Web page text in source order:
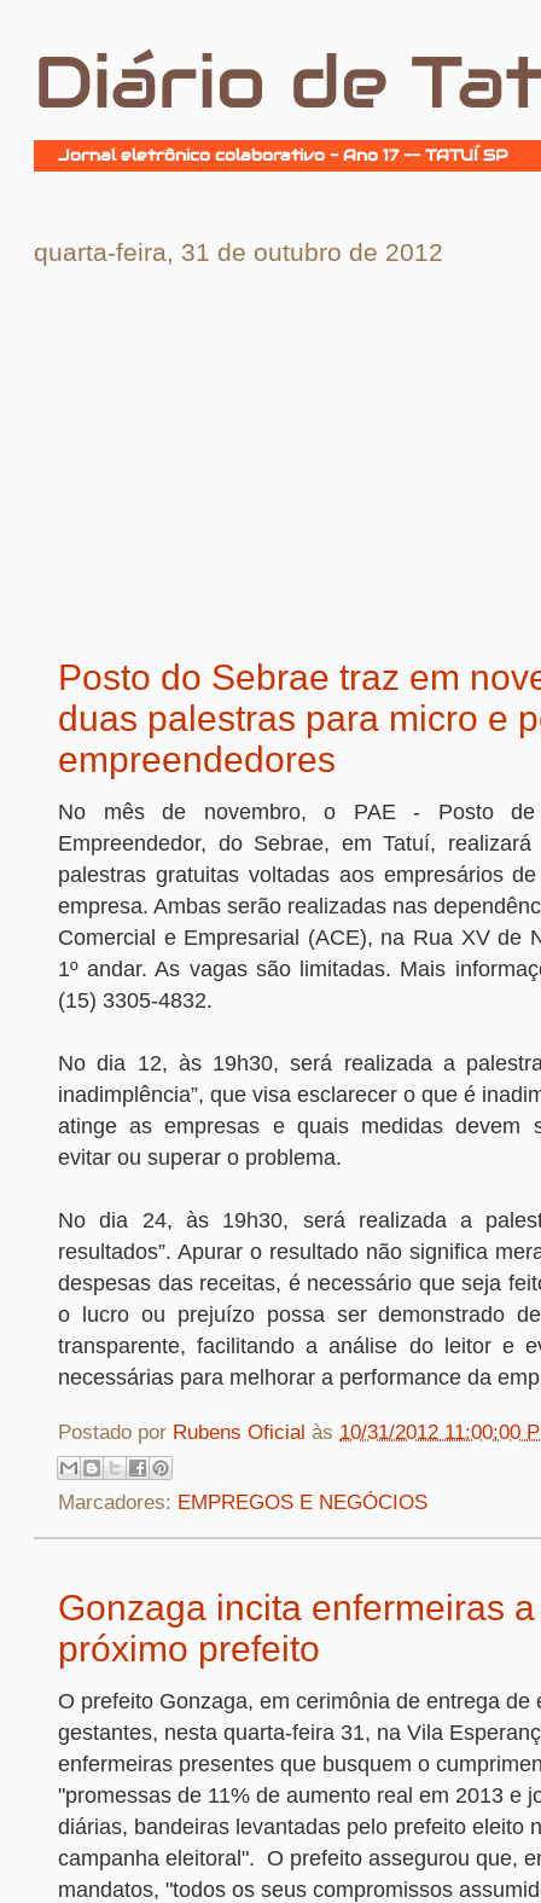
Diário de
Jornal eletrônico colaborativo - Ano 17 -- TATUÍ SP
quarta-feira, 31 de outubro de 2012
Posto do Sebrae traz em
duas palestras para micro e
empreendedores
No mês de novembro, o PAE - Posto de
Empreendedor, do Sebrae, em Tatuí, realizará
palestras gratuitas voltadas aos empresários
empresa. Ambas serão realizadas nas
Comercial e Empresarial (ACE), na Rua XV de
1º andar. As vagas são limitadas. Mais
(15) 3305-4832.
No dia 12, às 19h30, será realizada a
inadimplência”, que visa esclarecer o que é
atinge as empresas e quais medidas devem
evitar ou superar o problema.
No dia 24, às 19h30, será realizada a
resultados”. Apurar o resultado não significa
despesas das receitas, é necessário que seja
o lucro ou prejuízo possa ser demonstrado
transparente, facilitando a análise do leitor e
necessárias para melhorar a performance da
Postado por Rubens Oficial às 10/31/2012 11:00:00
Marcadores: EMPREGOS E NEGÓCIOS
Gonzaga incita enfermeiras
próximo prefeito
O prefeito Gonzaga, em cerimônia de entrega de
gestantes, nesta quarta-feira 31, na Vila
enfermeiras presentes que busquem o
"promessas de 11% de aumento real em 2013 e
diárias, bandeiras levantadas pelo prefeito eleito
campanha eleitoral". O prefeito assegurou que,
mandatos, "todos os seus compromissos